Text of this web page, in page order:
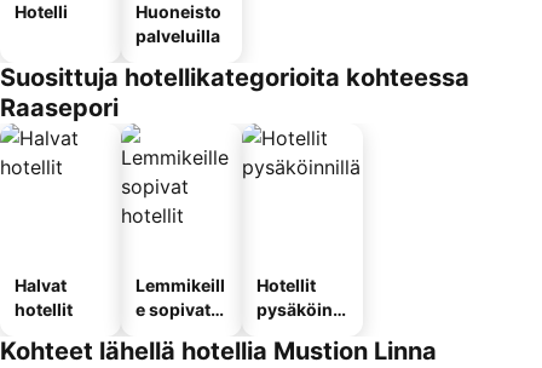
Hotelli
Huoneisto
palveluilla
Suosittuja hotellikategorioita kohteessa
Raasepori
Halvat
hotellit
Lemmikeill
e sopivat
Hotellit
pysäköinni
Kohteet lähellä hotellia Mustion Linna